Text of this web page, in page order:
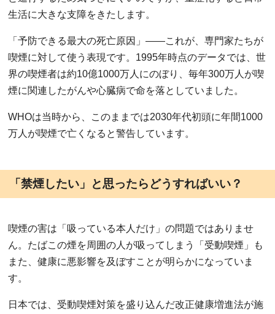
生活に大きな支障をきたします。
「予防できる最大の死亡原因」――これが、専門家たちが
喫煙に対して使う表現です。1995年時点のデータでは、世
界の喫煙者は約10億1000万人にのぼり、毎年300万人が喫
煙に関連したがんや心臓病で命を落としていました。
WHOは当時から、このままでは2030年代初頭に年間1000
万人が喫煙で亡くなると警告しています。
「禁煙したい」と思ったらどうすればいい？
喫煙の害は「吸っている本人だけ」の問題ではありませ
ん。たばこの煙を周囲の人が吸ってしまう「受動喫煙」も
また、健康に悪影響を及ぼすことが明らかになっていま
す。
日本では、受動喫煙対策を盛り込んだ改正健康増進法が施